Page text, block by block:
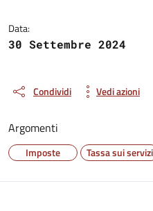
Data:
30 Settembre 2024
Condividi Vedi azioni
Argomenti
Imposte Tassa sui servizi